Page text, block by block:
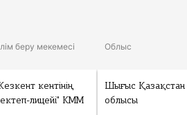
беру мекемесі Облыс
кентінің
лицейі" КММ
Шығыс Қазақстан
облысы